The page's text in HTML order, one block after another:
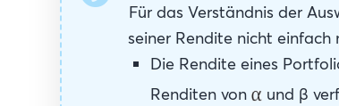
Für das Verständnis der
seiner Rendite nicht einfach
Die Rendite eines
Renditen von
und β